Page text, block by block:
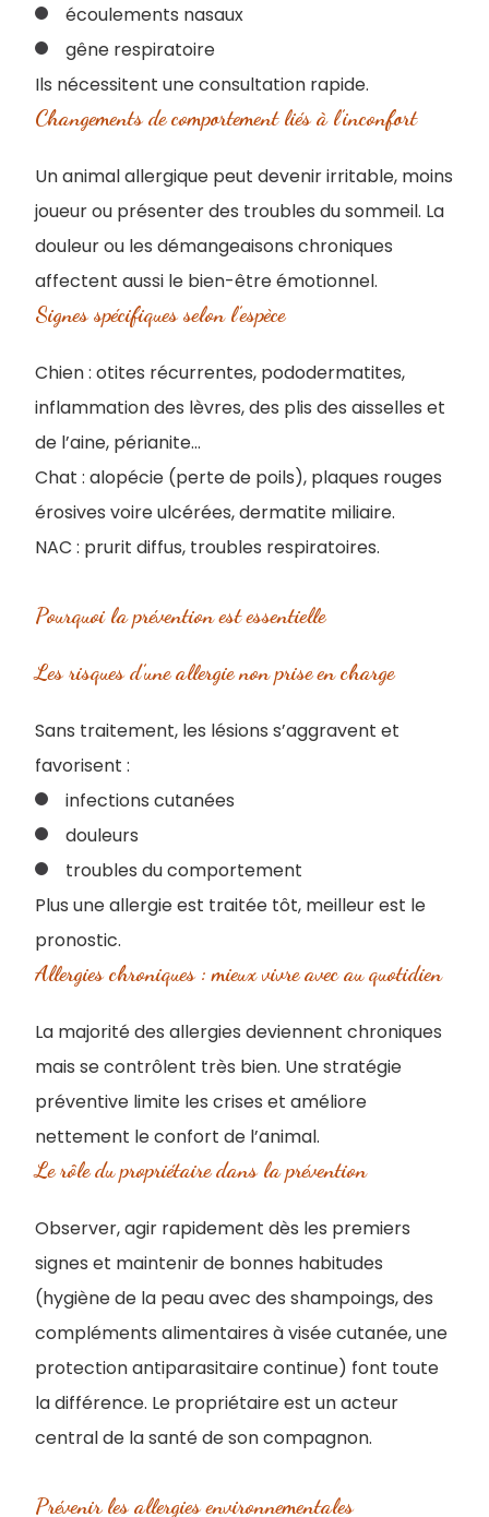
écoulements nasaux
gêne respiratoire
Ils nécessitent une consultation rapide.
Changements de comportement liés à l’inconfort
Un animal allergique peut devenir irritable, moins
joueur ou présenter des troubles du sommeil. La
douleur ou les démangeaisons chroniques
affectent aussi le bien-être émotionnel.
Signes spécifiques selon l’espèce
Chien : otites récurrentes, pododermatites,
inflammation des lèvres, des plis des aisselles et
de l’aine, périanite…
Chat : alopécie (perte de poils), plaques rouges
érosives voire ulcérées, dermatite miliaire.
NAC : prurit diffus, troubles respiratoires.
Pourquoi la prévention est essentielle
Les risques d’une allergie non prise en charge
Sans traitement, les lésions s’aggravent et
favorisent :
infections cutanées
douleurs
troubles du comportement
Plus une allergie est traitée tôt, meilleur est le
pronostic.
Allergies chroniques : mieux vivre avec au quotidien
La majorité des allergies deviennent chroniques
mais se contrôlent très bien. Une stratégie
préventive limite les crises et améliore
nettement le confort de l’animal.
Le rôle du propriétaire dans la prévention
Observer, agir rapidement dès les premiers
signes et maintenir de bonnes habitudes
(hygiène de la peau avec des shampoings, des
compléments alimentaires à visée cutanée, une
protection antiparasitaire continue) font toute
la différence. Le propriétaire est un acteur
central de la santé de son compagnon.
Prévenir les allergies environnementales